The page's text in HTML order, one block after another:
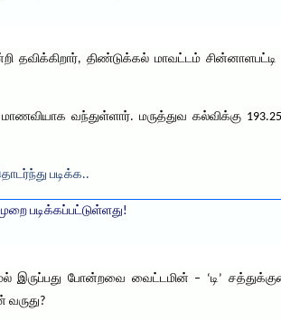
தவிக்கிறார், திண்டுக்கல் மாவட்டம்
மாணவியாக வந்துள்ளார். மருத்துவ கல்விக்கு
படிக்க..
படிக்கப்பட்டுள்ளது!
இருப்பது போன்றவை வைட்டமின் – ‘டி’
வருது?